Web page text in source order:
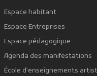
Espace habitant
Espace Entreprises
Espace pédagogique
Agenda des manifestations
École d'enseignements